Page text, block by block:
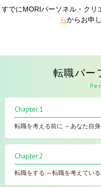
すでにMORIパーソネル・クリ
らからお申
転職パー
Chapter.1
転職を考える前に ～あなた自
Chapter.2
転職をする ～転職を考えてい